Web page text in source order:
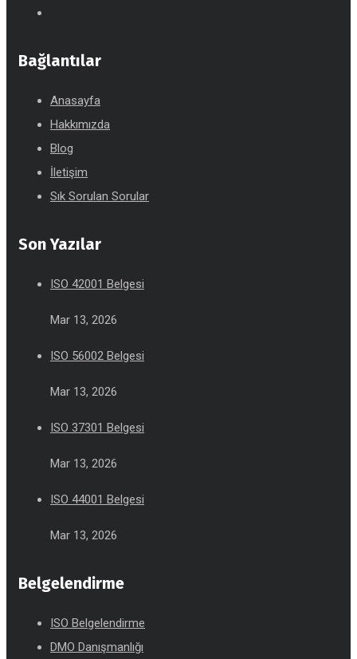
Bağlantılar
Anasayfa
Hakkımızda
Blog
İletişim
Sık Sorulan Sorular
Son Yazılar
ISO 42001 Belgesi
Mar 13, 2026
ISO 56002 Belgesi
Mar 13, 2026
ISO 37301 Belgesi
Mar 13, 2026
ISO 44001 Belgesi
Mar 13, 2026
Belgelendirme
ISO Belgelendirme
DMO Danışmanlığı